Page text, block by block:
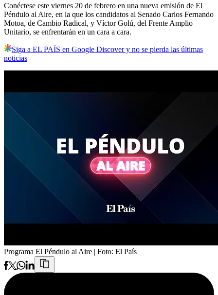
Conéctese este viernes 20 de febrero en una nueva emisión de El
Péndulo al Aire, en la que los candidatos al Senado Carlos Fernando
Motoa, de Cambio Radical, y Víctor Golú, del Frente Amplio
Unitario, se enfrentarán en un cara a cara.
Siga a EL PAÍS en Google Discover y no se pierda las últimas
noticias
Programa El Péndulo al Aire | Foto: El País